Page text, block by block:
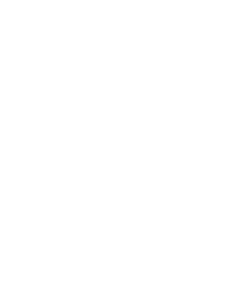
- 160×200.
- 180×200.
основанием
для хранения.